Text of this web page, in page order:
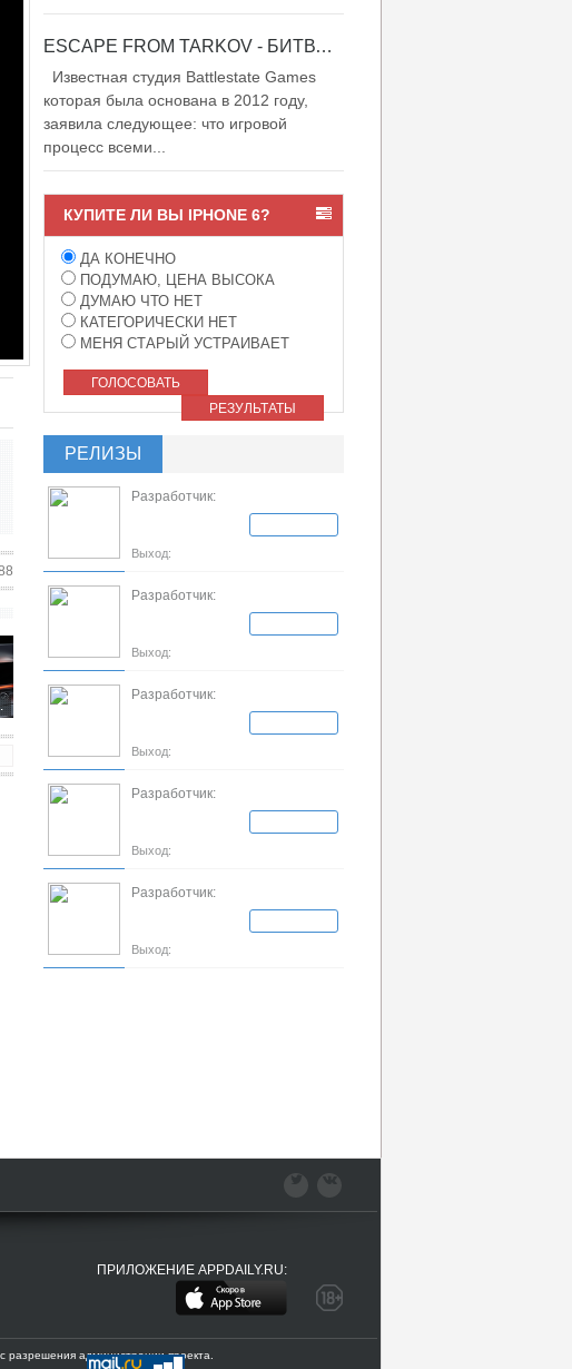
EXPERIENCE
ESCAPE FROM TARKOV - БИТВА ЗА ТАРКОВ
Известная студия Battlestate Games
которая была основана в 2012 году,
заявила следующее: что игровой
процесс всеми...
КУПИТЕ ЛИ ВЫ IPHONE 6?
ДА КОНЕЧНО
ПОДУМАЮ, ЦЕНА ВЫСОКА
ДУМАЮ ЧТО НЕТ
КАТЕГОРИЧЕСКИ НЕТ
МЕНЯ СТАРЫЙ УСТРАИВАЕТ
ГОЛОСОВАТЬ
РЕЗУЛЬТАТЫ
РЕЛИЗЫ
Разработчик:
Выход:
Разработчик:
Выход:
Разработчик:
Выход:
Разработчик:
Выход:
Разработчик:
Выход:
ПРИЛОЖЕНИЕ APPDAILY.RU:
администрации проекта.